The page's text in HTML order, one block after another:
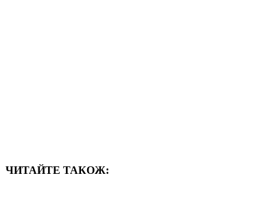
ЧИТАЙТЕ ТАКОЖ: